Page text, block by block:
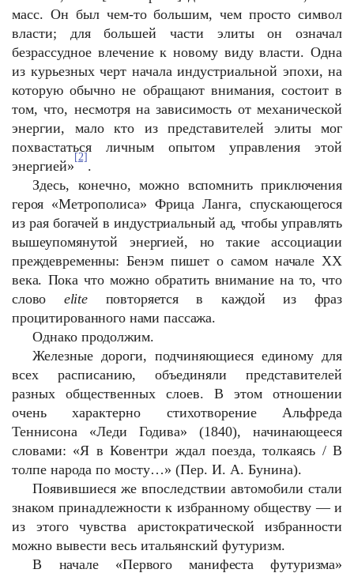
масс. Он был чем-то большим, чем просто символ
власти; для большей части элиты он означал
безрассудное влечение к новому виду власти. Одна
из курьезных черт начала индустриальной эпохи, на
которую обычно не обращают внимания, состоит в
том, что, несмотря на зависимость от механической
энергии, мало кто из представителей элиты мог
похвастаться личным опытом управления этой
энергией»
[2]
.
Здесь, конечно, можно вспомнить приключения
героя «Метрополиса» Фрица Ланга, спускающегося
из рая богачей в индустриальный ад, чтобы управлять
вышеупомянутой энергией, но такие ассоциации
преждевременны: Бенэм пишет о самом начале ХХ
века. Пока что можно обратить внимание на то, что
слово elite повторяется в каждой из фраз
процитированного нами пассажа.
Однако продолжим.
Железные дороги, подчиняющиеся единому для
всех расписанию, объединяли представителей
разных общественных слоев. В этом отношении
очень характерно стихотворение Альфреда
Теннисона «Леди Годива» (1840), начинающееся
словами: «Я в Ковентри ждал поезда, толкаясь / В
толпе народа по мосту…» (Пер. И. А. Бунина).
Появившиеся же впоследствии автомобили стали
знаком принадлежности к избранному обществу — и
из этого чувства аристократической избранности
можно вывести весь итальянский футуризм.
В начале «Первого манифеста футуризма»